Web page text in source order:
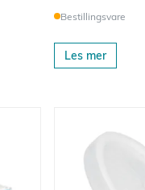
Bestillingsvare
Les mer